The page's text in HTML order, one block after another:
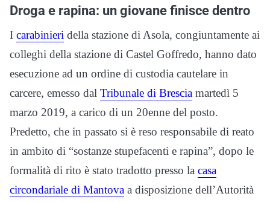
Droga e rapina: un giovane finisce dentro
I carabinieri della stazione di Asola, congiuntamente ai
colleghi della stazione di Castel Goffredo, hanno dato
esecuzione ad un ordine di custodia cautelare in
carcere, emesso dal Tribunale di Brescia martedì 5
marzo 2019, a carico di un 20enne del posto.
Predetto, che in passato si è reso responsabile di reato
in ambito di “sostanze stupefacenti e rapina”, dopo le
formalità di rito è stato tradotto presso la casa
circondariale di Mantova a disposizione dell’Autorità